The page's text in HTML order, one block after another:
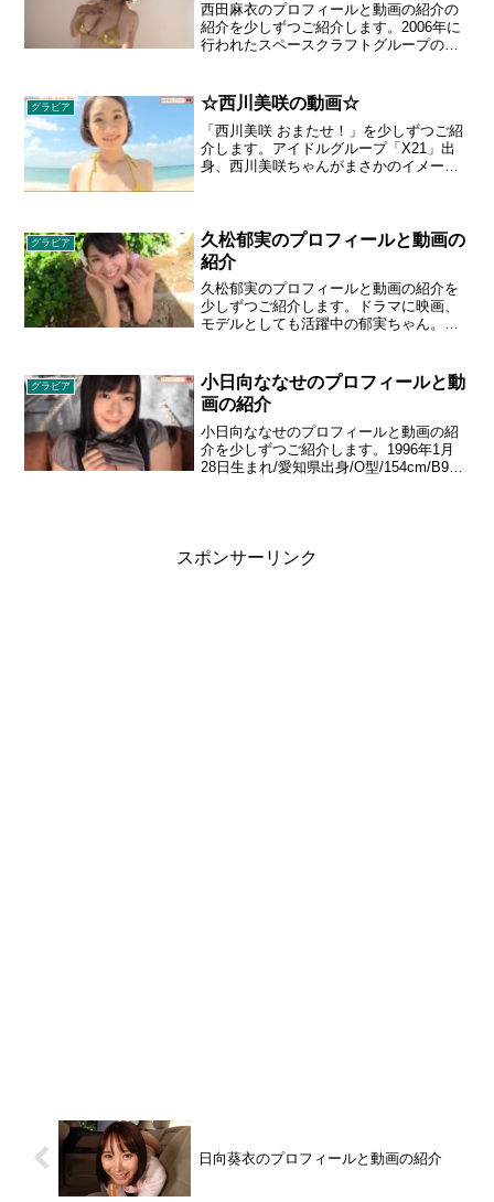
西田麻衣のプロフィールと動画の紹介の
紹介を少しずつご紹介します。2006年に
行われたスペースクラフトグループの
賞。週刊ヤングサンデーでグラビアアイ
ドルとしてデビューした。1989年3月23
日生まれ 京都府八幡市出身 O型 身長 158
cm スリーサイズ 105 - 58 - 81 cm Iカッ
プ
グラビア ☆西川美咲の動画☆
「西川美咲 おまたせ！」を少しずつご紹
介します。アイドルグループ「X21」出
身、西川美咲ちゃんがまさかのイメージ
れが次世代Gカップ9頭身プロポーション
だ！！生年月日:1994年9月14日／星座:お
とめ座／血液型:AB型／サイズ:T152／
B82／W57／H82
グラビア
久松郁実のプロフィールと動画の
紹介
久松郁実のプロフィールと動画の紹介を
少しずつご紹介します。ドラマに映画、
モデルとしても活躍中の郁実ちゃん。ス
映像が遂に登場！テニスで遊ぶ少女らし
い可愛い笑顔から、ふと魅せる大人の表
情まで水着姿満載の映像をお楽しみ下さ
い！
グラビア
小日向ななせのプロフィールと動
画の紹介
小日向ななせのプロフィールと動画の紹
介を少しずつご紹介します。1996年1月
28日生まれ/愛知県出身/O型/154cm/B92 -
す！そんな彼女とラブラブ、ドキドキし
スポンサーリンク
日向葵衣のプロフィールと動画の紹介